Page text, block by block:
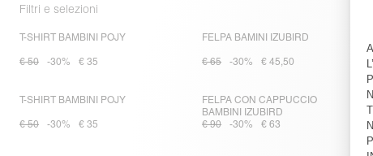
Filtri e selezioni
T-SHIRT BAMBINI POJY
€ 50 -30% € 35
FELPA BAMINI IZUBIRD
€ 65 -30% € 45,50
T-SHIRT BAMBINI POJY
€ 50 -30% € 35
FELPA CON CAPPUCCIO
BAMBINI IZUBIRD
€ 90
-30% € 63